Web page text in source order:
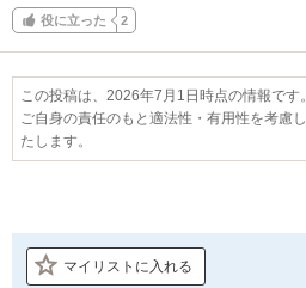
役に立った 2
この投稿は、2026年7月1日時点の情報です。
ご自身の責任のもと適法性・有用性を考慮
たします。
マイリストに入れる